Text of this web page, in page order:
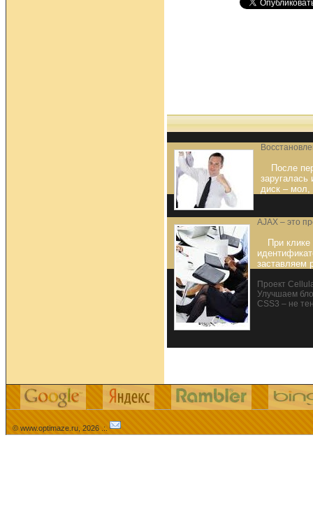
После
заругалась
диск – мол,
AJAX – это
При
заставляем
Проект
Улучшаем
CSS3 – не
© www.optimaze.ru, 2026 .:.